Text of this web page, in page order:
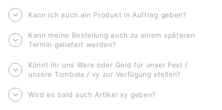
Kann ich auch ein Produkt in Auftrag geben?
Kann meine Bestellung auch zu einem späteren
Termin geliefert werden?
Könnt ihr uns Ware oder Geld für unser Fest /
unsere Tombola / xy zur Verfügung stellen?
Wird es bald auch Artikel xy geben?